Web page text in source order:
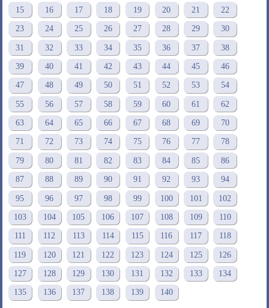
15 16 17 18 19 20 21 22
23 24 25 26 27 28 29 30
31 32 33 34 35 36 37 38
39 40 41 42 43 44 45 46
47 48 49 50 51 52 53 54
55 56 57 58 59 60 61 62
63 64 65 66 67 68 69 70
71 72 73 74 75 76 77 78
79 80 81 82 83 84 85 86
87 88 89 90 91 92 93 94
95 96 97 98 99 100 101 102
103 104 105 106 107 108 109 110
111 112 113 114 115 116 117 118
119 120 121 122 123 124 125 126
127 128 129 130 131 132 133 134
135 136 137 138 139 140